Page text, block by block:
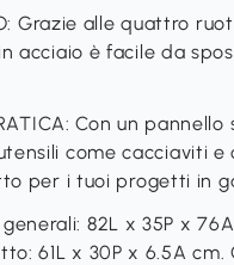
Grazie alle quattro
acciaio è facile da
Con un
come cacciaviti
per i tuoi progetti in
generali: 82L x 35P x
61L x 30P x 6.5A cm.